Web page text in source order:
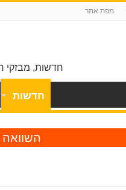
מפת אתר
חדשות, מבזקי
חדשות